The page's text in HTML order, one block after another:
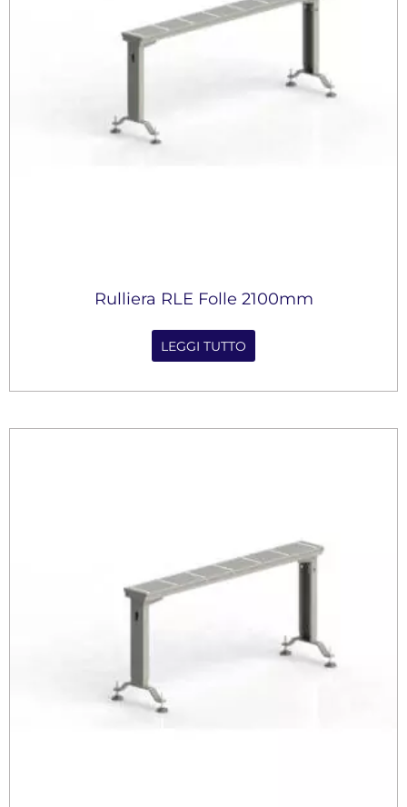
Rulliera RLE Folle 2100mm
LEGGI TUTTO